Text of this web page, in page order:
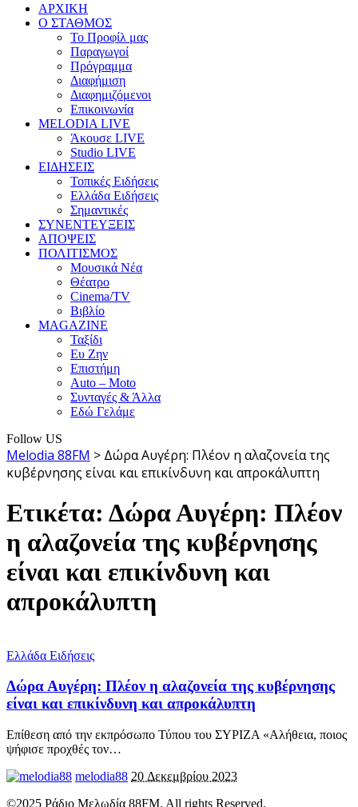
ΑΡΧΙΚΗ
Ο ΣΤΑΘΜΟΣ
Το Προφίλ μας
Παραγωγοί
Πρόγραμμα
Διαφήμιση
Διαφημιζόμενοι
Επικοινωνία
MELODIA LIVE
Άκουσε LIVE
Studio LIVE
ΕΙΔΗΣΕΙΣ
Τοπικές Ειδήσεις
Ελλάδα Ειδήσεις
Σημαντικές
ΣΥΝΕΝΤΕΥΞΕΙΣ
ΑΠΟΨΕΙΣ
ΠΟΛΙΤΙΣΜΟΣ
Μουσικά Νέα
Θέατρο
Cinema/TV
Βιβλίο
MAGAZINE
Ταξίδι
Ευ Ζην
Επιστήμη
Auto – Moto
Συνταγές & Άλλα
Εδώ Γελάμε
Follow US
Melodia 88FM > Δώρα Αυγέρη: Πλέον η αλαζονεία της
κυβέρνησης είναι και επικίνδυνη και απροκάλυπτη
Ετικέτα: Δώρα Αυγέρη: Πλέον
η αλαζονεία της κυβέρνησης
είναι και επικίνδυνη και
απροκάλυπτη
Ελλάδα Ειδήσεις
Δώρα Αυγέρη: Πλέον η αλαζονεία της κυβέρνησης
είναι και επικίνδυνη και απροκάλυπτη
Επίθεση από την εκπρόσωπο Τύπου του ΣΥΡΙΖΑ «Αλήθεια, ποιος
ψήφισε προχθές τον…
melodia88 20 Δεκεμβρίου 2023
©2025 Ράδιο Μελωδία 88FM. All rights Reserved.